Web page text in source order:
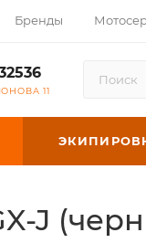
Бренды
11
J